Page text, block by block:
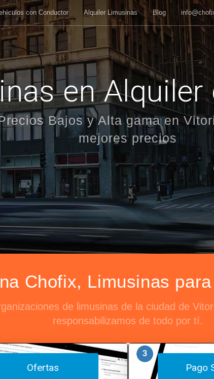
con Conductor Alquiler Limusinas Blog
en Alquiler
Bajos y Alta gama en
mejores precios
Chofix, Limusinas
de limusinas de la ciudad de
responsabilizamos de todo por tí.
Ofertas Pago